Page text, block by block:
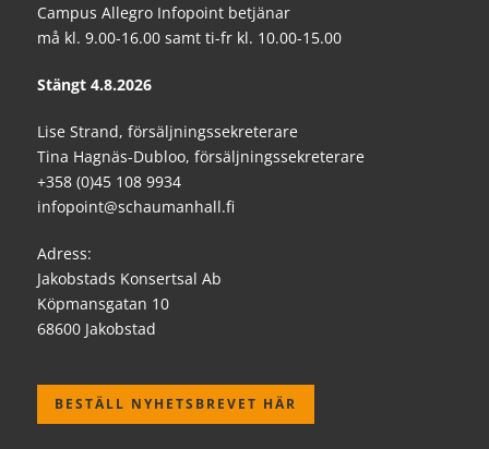
Campus Allegro Infopoint betjänar
må kl. 9.00-16.00 samt ti-fr kl. 10.00-15.00
Stängt 4.8.2026
Lise Strand, försäljningssekreterare
Tina Hagnäs-Dubloo, försäljningssekreterare
+358 (0)45 108 9934
infopoint@schaumanhall.fi
Adress:
Jakobstads Konsertsal Ab
Köpmansgatan 10
68600 Jakobstad
BESTÄLL NYHETSBREVET HÄR